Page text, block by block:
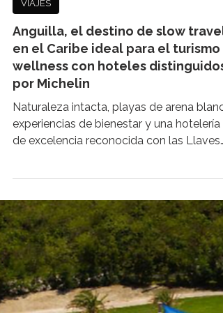
VIAJES
Anguilla, el destino de slow travel
en el Caribe ideal para el turismo
wellness con hoteles distinguidos
por Michelin
Naturaleza intacta, playas de arena
de excelencia reconocida con las Llaves
de los destinos de slow travel más
exclusivos del Caribe. Un refugio ideal
desconectar del ritmo acelerado,
reconectar con lo esencial y vivir el lujo
desde la calma. En un mundo atravesado
por pantallas, notificaciones constantes y